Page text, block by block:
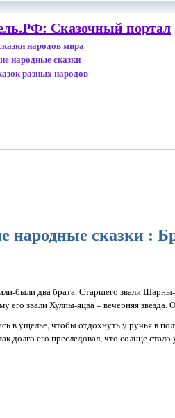
Сказочный портал
народов мира
народные сказки
разных народов
народные сказки :
были два брата. Старшего звали
его звали Хулпы-яцва – вечерняя
в ущелье, чтобы отдохнуть у ручья в
долго его преследовал, что солнце